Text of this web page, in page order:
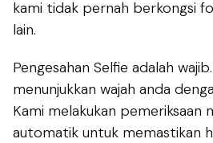
kami tidak pernah berkongsi
lain.
Pengesahan Selfie adalah
menunjukkan wajah anda
Kami melakukan pemeriksaan
automatik untuk memastikan